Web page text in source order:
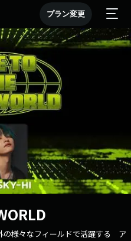
プラン変更
の様々なフィールドで活躍する ア